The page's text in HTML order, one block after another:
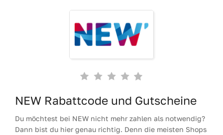
NEW Rabattcode und Gutscheine
Du möchtest bei NEW nicht mehr zahlen als notwendig?
Dann bist du hier genau richtig. Denn die meisten Shops